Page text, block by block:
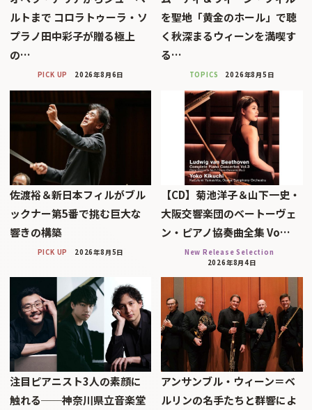
ルトまで コロラトゥーラ・ソ
プラノ田中彩子が贈る極上
の…
PICK UP 2026年8月6日
を聖地「黄金のホール」で聴
く秋深まるウィーンを満喫す
る…
TOPICS 2026年8月5日
佐渡裕＆新日本フィルがブル
ックナー第5番で挑む巨大な
響きの構築
PICK UP 2026年8月5日
【CD】菊池洋子＆山下一史・
大阪交響楽団のベートーヴェ
ン・ピアノ協奏曲全集 Vo…
New Release Selection
2026年8月4日
注目ピアニスト3人の素顔に
触れる──神奈川県立音楽堂
アンサンブル・ウィーン＝ベ
ルリンの名手たちと群響によ